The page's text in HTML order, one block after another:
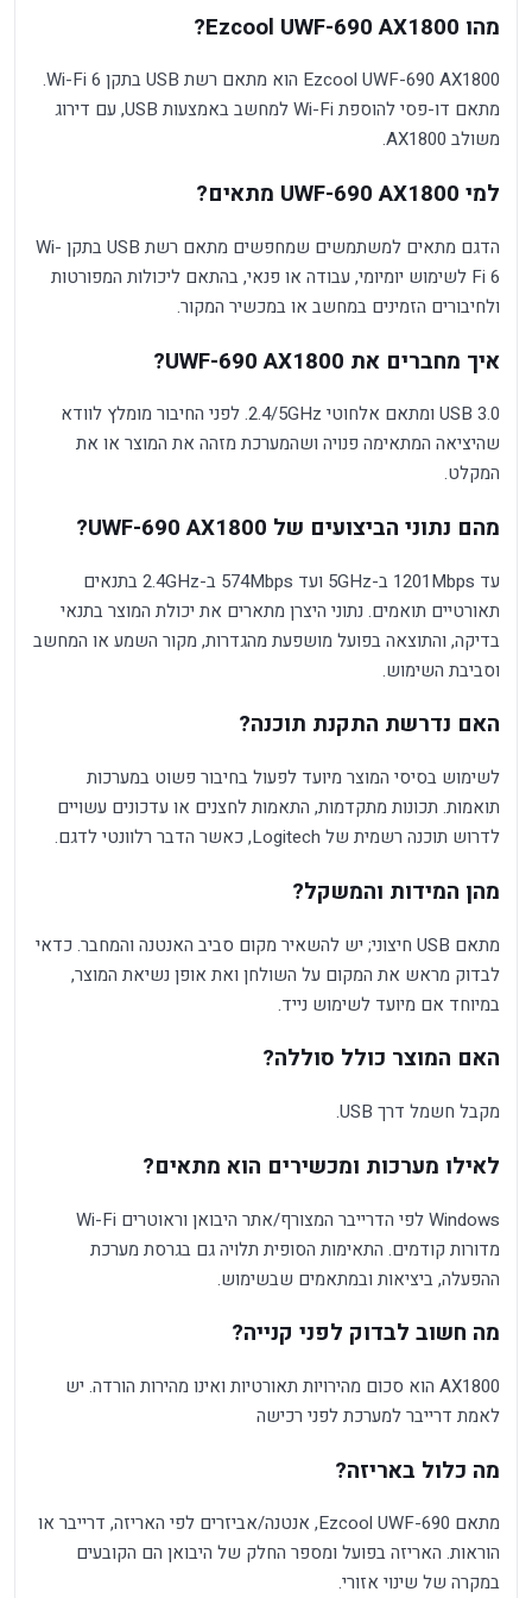
מהו Ezcool UWF-690 AX1800?
Ezcool UWF-690 AX1800 הוא מתאם רשת USB בתקן Wi-Fi 6.
מתאם דו-פסי להוספת Wi-Fi למחשב באמצעות USB, עם דירוג
משולב AX1800.
למי UWF-690 AX1800 מתאים?
הדגם מתאים למשתמשים שמחפשים מתאם רשת USB בתקן Wi-
Fi 6 לשימוש יומיומי, עבודה או פנאי, בהתאם ליכולות המפורטות
ולחיבורים הזמינים במחשב או במכשיר המקור.
איך מחברים את UWF-690 AX1800?
USB 3.0 ומתאם אלחוטי 2.4/5GHz. לפני החיבור מומלץ לוודא
שהיציאה המתאימה פנויה ושהמערכת מזהה את המוצר או את
המקלט.
מהם נתוני הביצועים של UWF-690 AX1800?
עד 1201Mbps ב-5GHz ועד 574Mbps ב-2.4GHz בתנאים
תאורטיים תואמים. נתוני היצרן מתארים את יכולת המוצר בתנאי
בדיקה, והתוצאה בפועל מושפעת מהגדרות, מקור השמע או המחשב
וסביבת השימוש.
האם נדרשת התקנת תוכנה?
לשימוש בסיסי המוצר מיועד לפעול בחיבור פשוט במערכות
תואמות. תכונות מתקדמות, התאמות לחצנים או עדכונים עשויים
לדרוש תוכנה רשמית של Logitech, כאשר הדבר רלוונטי לדגם.
מהן המידות והמשקל?
מתאם USB חיצוני; יש להשאיר מקום סביב האנטנה והמחבר. כדאי
לבדוק מראש את המקום על השולחן ואת אופן נשיאת המוצר,
במיוחד אם מיועד לשימוש נייד.
האם המוצר כולל סוללה?
מקבל חשמל דרך USB.
לאילו מערכות ומכשירים הוא מתאים?
Windows לפי הדרייבר המצורף/אתר היבואן וראוטרים Wi-Fi
מדורות קודמים. התאימות הסופית תלויה גם בגרסת מערכת
ההפעלה, ביציאות ובמתאמים שבשימוש.
מה חשוב לבדוק לפני קנייה?
AX1800 הוא סכום מהירויות תאורטיות ואינו מהירות הורדה. יש
לאמת דרייבר למערכת לפני רכישה
מה כלול באריזה?
מתאם Ezcool UWF-690, אנטנה/אביזרים לפי האריזה, דרייבר או
הוראות. האריזה בפועל ומספר החלק של היבואן הם הקובעים
במקרה של שינוי אזורי.